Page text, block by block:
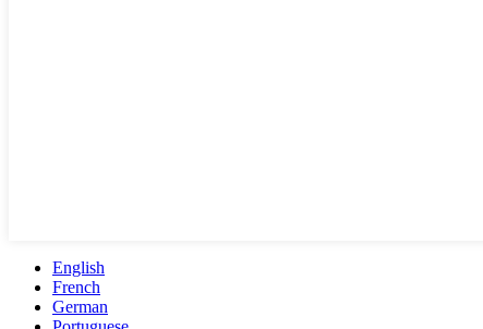
English
French
German